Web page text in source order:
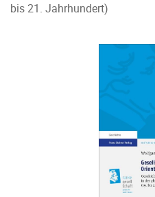
bis 21. Jahrhundert)